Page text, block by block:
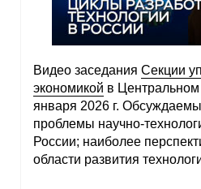
Видео заседания Секции
экономикой в
января 2026 г.
проблемы научно-
России; наиболее
области развития